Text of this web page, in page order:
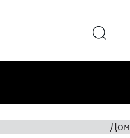
Дом